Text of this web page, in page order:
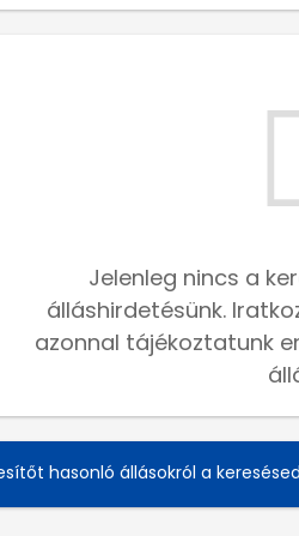
Jelenleg nincs a
álláshirdetésünk.
azonnal tájékoztatunk
hasonló állásokról a